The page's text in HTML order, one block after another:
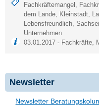
Fachkräftemangel ,
dem Lande, Kleinstadt,
Lebensfreundlich,
Unternehmen
03.01.2017 - Fachkräfte,
Newsletter
Newsletter